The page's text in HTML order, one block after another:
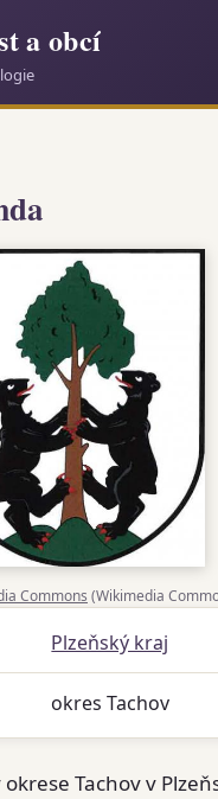
a obcí
Commons (Wikimedia
Plzeňský kraj
okres Tachov
Tachov v